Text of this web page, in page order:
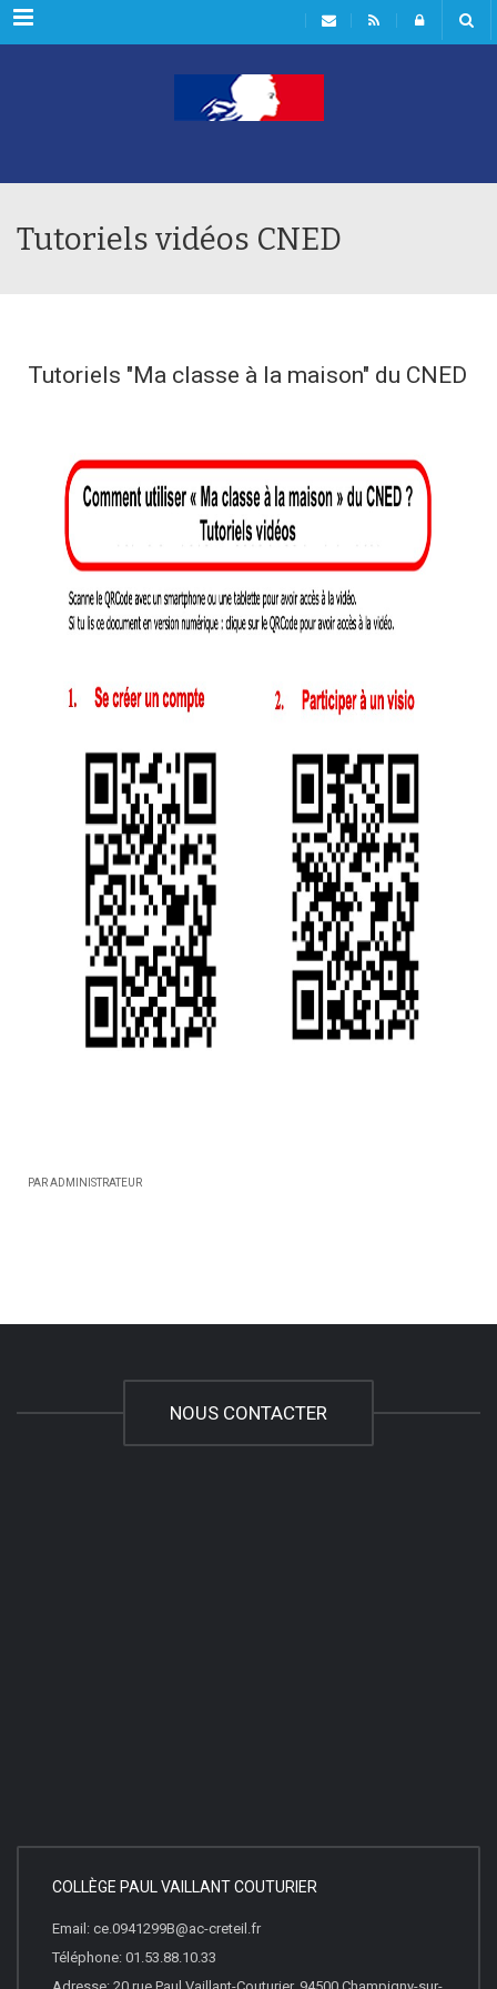
Menu
Tutoriels vidéos CNED
Tutoriels "Ma classe à la maison" du CNED
PAR ADMINISTRATEUR
NOUS CONTACTER
COLLÈGE PAUL VAILLANT COUTURIER
Email: ce.0941299B@ac-creteil.fr
Téléphone: 01.53.88.10.33